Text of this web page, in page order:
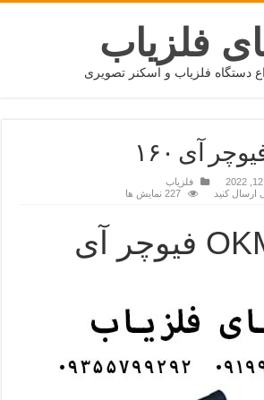
فلزیاب
دستگاه فلزیاب و اسکنر تصویری
فلزیاب
ارسال کنید
227 نمایش ها
فلزیاب OKM فیوچر آی